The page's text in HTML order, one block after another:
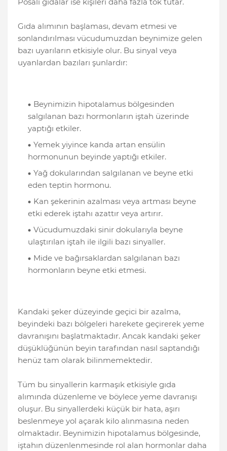
Gıda alımının başlaması, devam etmesi ve
sonlandırılması vücudumuzdan beynimize gelen
bazı uyarıların etkisiyle olur. Bu sinyal veya
uyanlardan bazıları şunlardır:
Beynimizin hipotalamus bölgesinden
salgılanan bazı hormonların iştah üzerinde
yaptığı etkiler.
Yemek yiyince kanda artan ensülin
hormonunun beyinde yaptığı etkiler.
Yağ dokularından salgılanan ve beyne etki
eden teptin hormonu.
Kan şekerinin azalması veya artması beyne
etki ederek iştahı azattır veya artırır.
Vücudumuzdaki sinir dokularıyla beyne
ulaştırılan iştah ile ilgili bazı sinyaller.
Mide ve bağırsaklardan salgılanan bazı
hormonların beyne etki etmesi.
Kandaki şeker düzeyinde geçici bir azalma,
beyindeki bazı bölgeleri harekete geçirerek yeme
davranışını başlatmaktadır. Ancak kandaki şeker
düşüklüğünün beyin tarafından nasıl saptandığı
henüz tam olarak bilinmemektedir.
Tüm bu sinyallerin karmaşık etkisiyle gıda
alımında düzenleme ve böylece yeme davranışı
oluşur. Bu sinyallerdeki küçük bir hata, aşırı
beslenmeye yol açarak kilo alınmasına neden
olmaktadır. Beynimizin hipotalamus bölgesinde,
iştahın düzenlenmesinde rol alan hormonlar daha